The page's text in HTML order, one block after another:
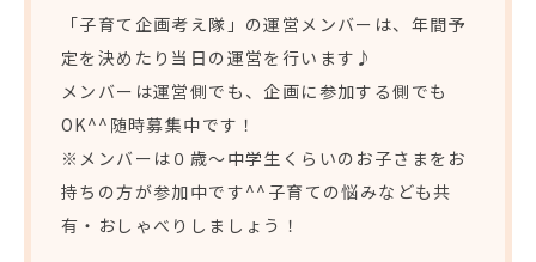
「子育て企画考え隊」の運営メンバーは、年間予
定を決めたり当日の運営を行います♪
メンバーは運営側でも、企画に参加する側でも
OK^^随時募集中です！
※メンバーは０歳～中学生くらいのお子さまをお
持ちの方が参加中です^^子育ての悩みなども共
有・おしゃべりしましょう！